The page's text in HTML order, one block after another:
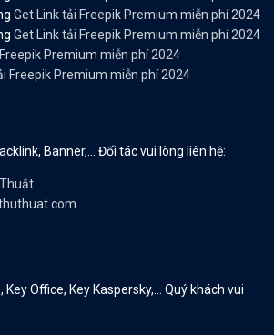
Get Link tải Freepik Premium miễn phí 2024
Get Link tải Freepik Premium miễn phí 2024
Premium miễn phí 2024
Freepik Premium miễn phí 2024
Banner,… Đối tác vui lòng liên hệ:
Key Office, Key Kaspersky,… Quý khách vui